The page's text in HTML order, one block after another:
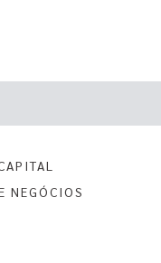
de pesquisa com
porque o campo
NEGÓCIOS